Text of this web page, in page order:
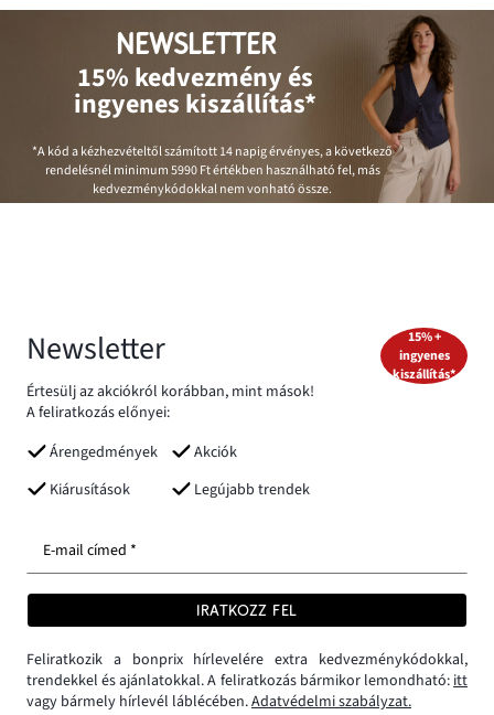
NEWSLETTER
15% kedvezmény és
ingyenes kiszállítás*
*A kód a kézhezvételtől számított 14 napig érvényes, a következő
rendelésnél minimum5990 Ftértékben használható fel, más
kedvezménykódokkal nem vonható össze.
Newsletter
Értesülj az akciókról korábban, mint mások!
A feliratkozás előnyei:
Árengedmények
Akciók
Kiárusítások
Legújabb trendek
15% +
ingyenes
kiszállítás*
E-mail címed *
IRATKOZZ FEL
Feliratkozik a bonprix hírlevelére extra kedvezménykódokkal,
trendekkel és ajánlatokkal. A feliratkozás bármikor lemondható:itt
vagy bármely hírlevél láblécében.Adatvédelmi szabályzat.